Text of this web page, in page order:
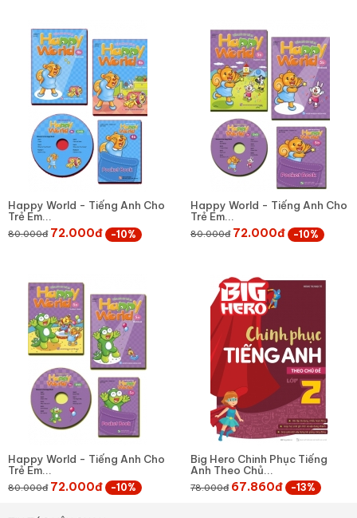
Happy World - Tiếng Anh Cho
Trẻ Em...
80.000đ 72.000đ -10%
Happy World - Tiếng Anh Cho
Trẻ Em...
80.000đ 72.000đ -10%
Happy World - Tiếng Anh Cho
Trẻ Em...
80.000đ 72.000đ -10%
Big Hero Chinh Phục Tiếng
Anh Theo Chủ...
78.000đ 67.860đ -13%